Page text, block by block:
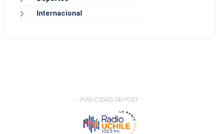
Internacional
- PUBLICIDAD ON POST -